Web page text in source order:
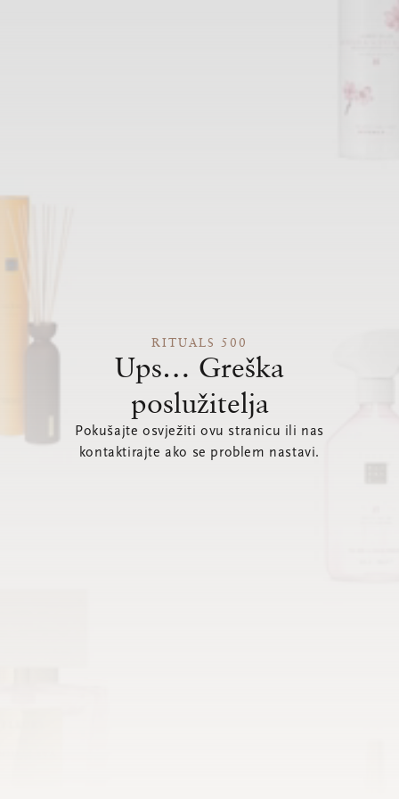
RITUALS 500
Ups… Greška
poslužitelja
Pokušajte osvježiti ovu stranicu ili nas
kontaktirajte ako se problem nastavi.